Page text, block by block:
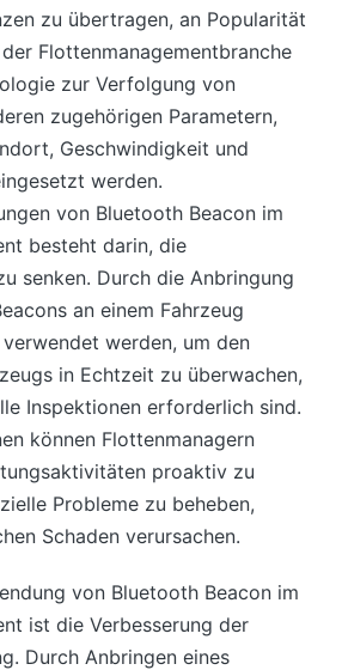
zu übertragen, an Popularität
Flottenmanagementbranche
zur Verfolgung von
zugehörigen Parametern,
Geschwindigkeit und
werden.
von Bluetooth Beacon im
besteht darin, die
senken. Durch die Anbringung
an einem Fahrzeug
werden, um den
in Echtzeit zu überwachen,
Inspektionen erforderlich sind.
können Flottenmanagern
proaktiv zu
Probleme zu beheben,
Schaden verursachen.
von Bluetooth Beacon im
ist die Verbesserung der
Durch Anbringen eines